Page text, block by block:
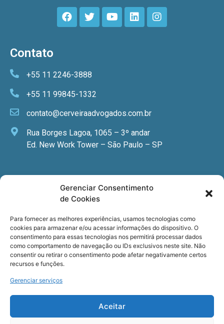
Gerenciar Consentimento
de Cookies
Para fornecer as melhores experiências, usamos tecnologias como
cookies para armazenar e/ou acessar informações do dispositivo. O
consentimento para essas tecnologias nos permitirá processar dados
como comportamento de navegação ou IDs exclusivos neste site. Não
consentir ou retirar o consentimento pode afetar negativamente certos
recursos e funções.
Gerenciar serviços
Aceitar
Contato
+55 11 2246-3888
+55 11 99845-1332
contato@cerveiraadvogados.com.br
Rua Borges Lagoa, 1065 – 3º andar
Ed. New Work Tower – São Paulo – SP
Newsletter
especializadas, cursos e eventos?
Registre seu email.
Termos de usoe aPolítica de privacidade